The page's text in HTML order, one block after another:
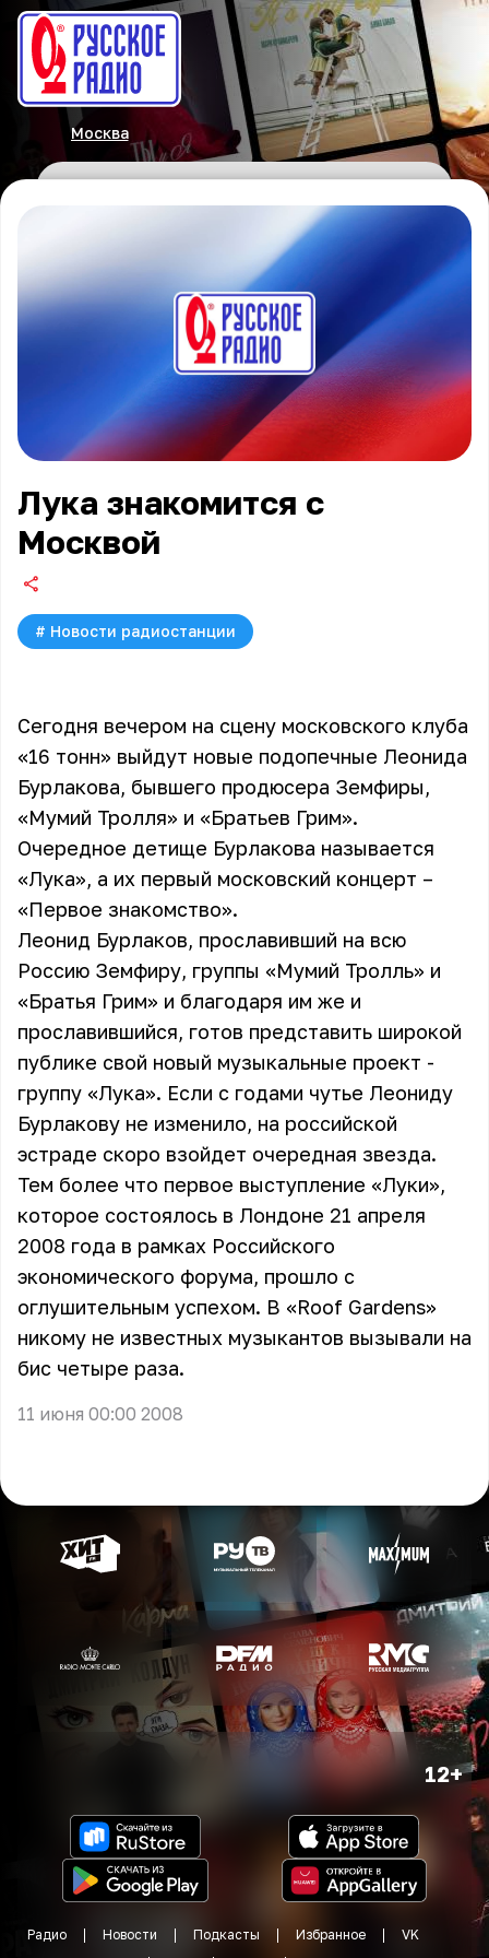
Москва
Лука знакомится с
Москвой
# Новости радиостанции
Сегодня вечером на сцену московского клуба
«16 тонн» выйдут новые подопечные Леонида
Бурлакова, бывшего продюсера Земфиры,
«Мумий Тролля» и «Братьев Грим».
Очередное детище Бурлакова называется
«Лука», а их первый московский концерт –
«Первое знакомство».
Леонид Бурлаков, прославивший на всю
Россию Земфиру, группы «Мумий Тролль» и
«Братья Грим» и благодаря им же и
прославившийся, готов представить широкой
публике свой новый музыкальные проект -
группу «Лука». Если с годами чутье Леониду
Бурлакову не изменило, на российской
эстраде скоро взойдет очередная звезда.
Тем более что первое выступление «Луки»,
которое состоялось в Лондоне 21 апреля
2008 года в рамках Российского
экономического форума, прошло с
оглушительным успехом. В «Roof Gardens»
никому не известных музыкантов вызывали на
бис четыре раза.
11 июня 00:00 2008
12+
Радио Новости Подкасты Избранное
VK